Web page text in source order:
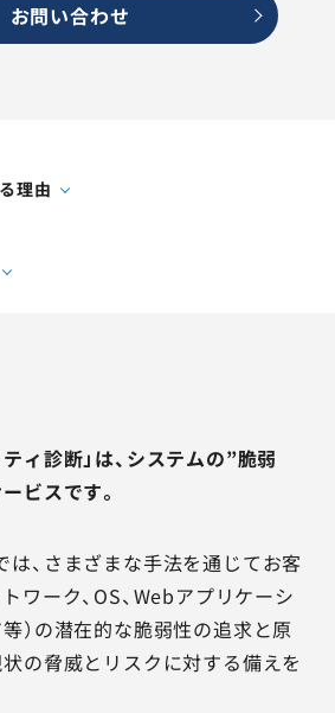
（平日9:30〜18:00）
のご連絡は 03-5333-1246
お問い合わせ
理由
ィ診断」は、システムの”脆弱
ビスです。
、さまざまな手法を通じてお客
ワーク、OS、Webアプリケーシ
）の潜在的な脆弱性の追求と原
の脅威とリスクに対する備えを